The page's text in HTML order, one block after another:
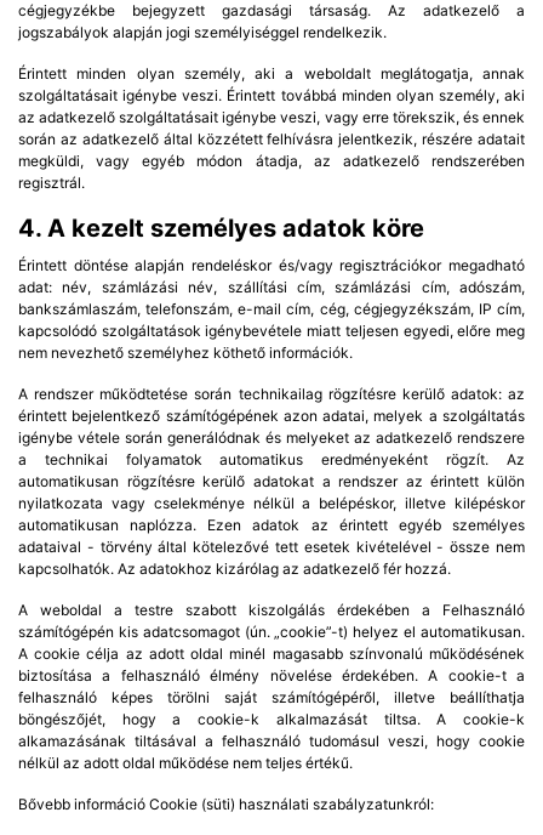
cégjegyzékbe bejegyzett gazdasági társaság. Az adatkezelő a
jogszabályok alapján jogi személyiséggel rendelkezik.
Érintett minden olyan személy, aki a weboldalt meglátogatja, annak
szolgáltatásait igénybe veszi. Érintett továbbá minden olyan személy, aki
az adatkezelő szolgáltatásait igénybe veszi, vagy erre törekszik, és ennek
során az adatkezelő által közzétett felhívásra jelentkezik, részére adatait
megküldi, vagy egyéb módon átadja, az adatkezelő rendszerében
regisztrál.
4. A kezelt személyes adatok köre
Érintett döntése alapján rendeléskor és/vagy regisztrációkor megadható
adat: név, számlázási név, szállítási cím, számlázási cím, adószám,
bankszámlaszám, telefonszám, e-mail cím, cég, cégjegyzékszám, IP cím,
kapcsolódó szolgáltatások igénybevétele miatt teljesen egyedi, előre meg
nem nevezhető személyhez köthető információk.
A rendszer működtetése során technikailag rögzítésre kerülő adatok: az
érintett bejelentkező számítógépének azon adatai, melyek a szolgáltatás
igénybe vétele során generálódnak és melyeket az adatkezelő rendszere
a technikai folyamatok automatikus eredményeként rögzít. Az
automatikusan rögzítésre kerülő adatokat a rendszer az érintett külön
nyilatkozata vagy cselekménye nélkül a belépéskor, illetve kilépéskor
automatikusan naplózza. Ezen adatok az érintett egyéb személyes
adataival - törvény által kötelezővé tett esetek kivételével - össze nem
kapcsolhatók. Az adatokhoz kizárólag az adatkezelő fér hozzá.
A weboldal a testre szabott kiszolgálás érdekében a Felhasználó
számítógépén kis adatcsomagot (ún. „cookie”-t) helyez el automatikusan.
A cookie célja az adott oldal minél magasabb színvonalú működésének
biztosítása a felhasználó élmény növelése érdekében. A cookie-t a
felhasználó képes törölni saját számítógépéről, illetve beállíthatja
böngészőjét, hogy a cookie-k alkalmazását tiltsa. A cookie-k
alkamazásának tiltásával a felhasználó tudomásul veszi, hogy cookie
nélkül az adott oldal működése nem teljes értékű.
Bővebb információ Cookie (süti) használati szabályzatunkról: